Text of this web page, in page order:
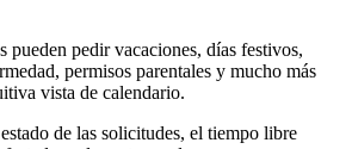
pueden pedir vacaciones, días festivos,
permisos parentales y mucho más
vista de calendario.
de las solicitudes, el tiempo libre